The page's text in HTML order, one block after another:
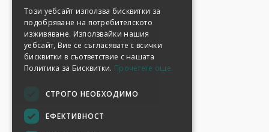
Този уебсайт използва бисквитки за
подобряване на потребителското
изживяване. Използвайки нашия
уебсайт, Вие се съгласявате с всички
бисквитки в съответствие с нашата
Политика за Бисквитки. Прочетете още
СТРОГО НЕОБХОДИМО
ЕФЕКТИВНОСТ